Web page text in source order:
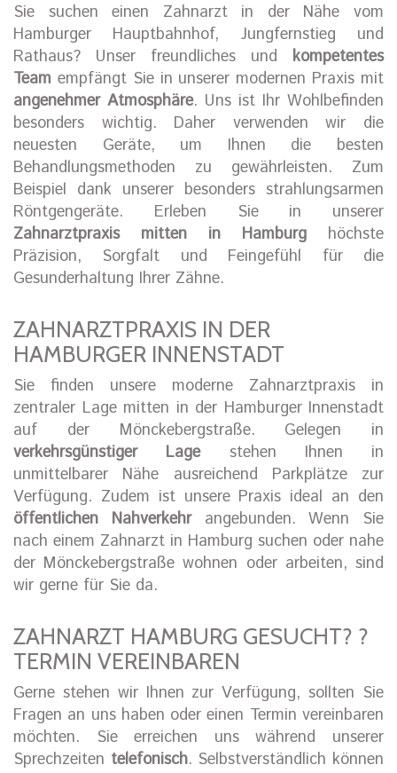
Sie suchen einen Zahnarzt in der Nähe vom
Hamburger Hauptbahnhof, Jungfernstieg und
Rathaus? Unser freundliches und kompetentes
Team empfängt Sie in unserer modernen Praxis mit
angenehmer Atmosphäre. Uns ist Ihr Wohlbefinden
besonders wichtig. Daher verwenden wir die
neuesten Geräte, um Ihnen die besten
Behandlungsmethoden zu gewährleisten. Zum
Beispiel dank unserer besonders strahlungsarmen
Röntgengeräte. Erleben Sie in unserer
Zahnarztpraxis mitten in Hamburg höchste
Präzision, Sorgfalt und Feingefühl für die
Gesunderhaltung Ihrer Zähne.
ZAHNARZTPRAXIS IN DER
HAMBURGER INNENSTADT
Sie finden unsere moderne Zahnarztpraxis in
zentraler Lage mitten in der Hamburger Innenstadt
auf der Mönckebergstraße. Gelegen in
verkehrsgünstiger Lagestehen Ihnen in
unmittelbarer Nähe ausreichend Parkplätze zur
Verfügung. Zudem ist unsere Praxis ideal an den
öffentlichen Nahverkehrangebunden. Wenn Sie
nach einem Zahnarzt in Hamburg suchen oder nahe
der Mönckebergstraße wohnen oder arbeiten, sind
wir gerne für Sie da.
ZAHNARZT HAMBURG GESUCHT? ?
TERMIN VEREINBAREN
Gerne stehen wir Ihnen zur Verfügung, sollten Sie
Fragen an uns haben oder einen Termin vereinbaren
möchten. Sie erreichen uns während unserer
Sprechzeiten telefonisch. Selbstverständlich können